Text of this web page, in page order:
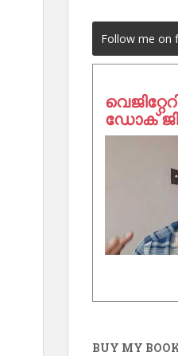
Follow me on
ഡോക്
BUY MY